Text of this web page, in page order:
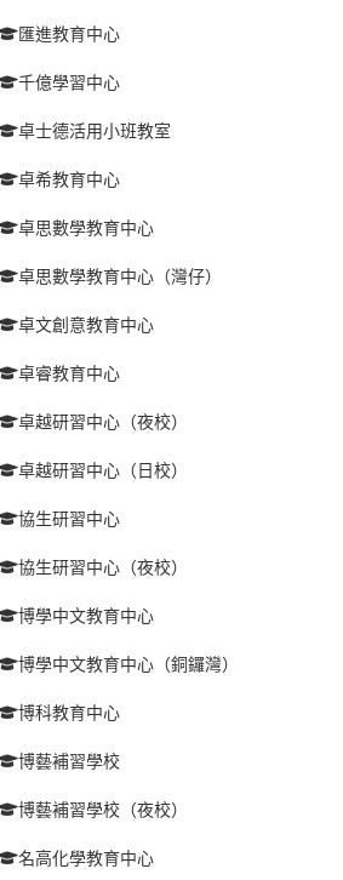
匯進教育中心
千億學習中心
卓士德活用小班教室
卓希教育中心
卓思數學教育中心
卓思數學教育中心（灣仔）
卓文創意教育中心
卓睿教育中心
卓越研習中心（夜校）
卓越研習中心（日校）
協生研習中心
協生研習中心（夜校）
博學中文教育中心
博學中文教育中心（銅鑼灣）
博科教育中心
博藝補習學校
博藝補習學校（夜校）
名高化學教育中心